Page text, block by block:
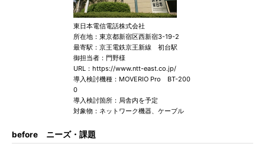
東日本電信電話株式会社
所在地：東京都新宿区西新宿3-19-2
最寄駅：京王電鉄京王新線 初台駅
御担当者：門野様
URL：https://www.ntt-east.co.jp/
導入検討機種：MOVERIO Pro BT-200
0
導入検討箇所：局舎内を予定
対象物：ネットワーク機器、ケーブル
before ニーズ・課題